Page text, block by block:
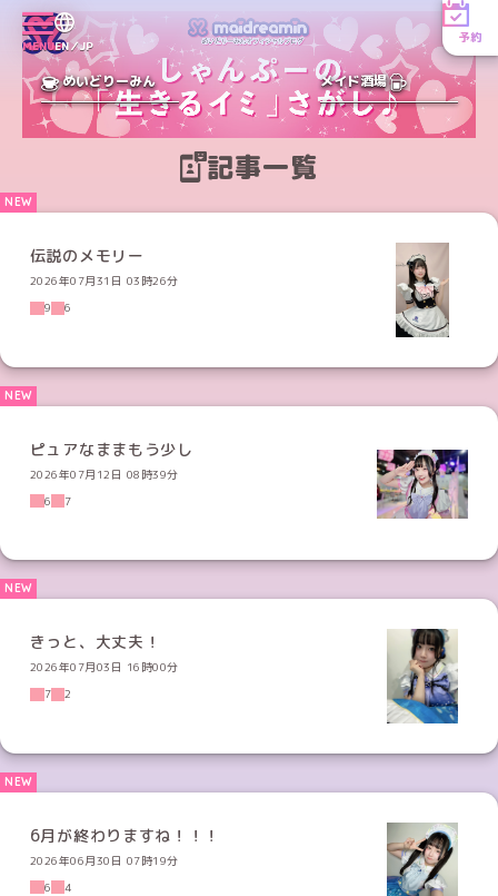
MENUEN／JP
予約
めいどりーみん メイド酒場
記事一覧
伝説のメモリー
2026年07月31日 03時26分
9
6
ピュアなままもう少し
2026年07月12日 08時39分
6
7
きっと、大丈夫！
2026年07月03日 16時00分
7
2
6月が終わりますね！！！
2026年06月30日 07時19分
6
4